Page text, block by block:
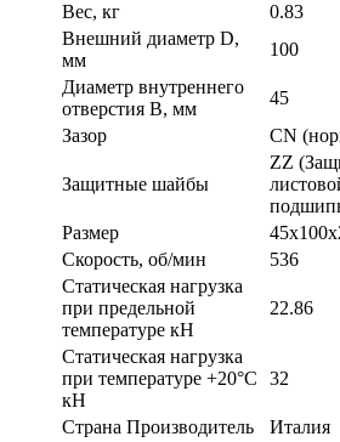
Вес, кг
0.83
Внешний диаметр D,
мм
100
Диаметр внутреннего
отверстия B, мм
45
Зазор
CN
Защитные шайбы
ZZ
Размер
Скорость, об/мин
536
Статическая нагрузка
при предельной
температуре кН
22.86
Статическая нагрузка
при температуре +20°С
кН
32
Страна Производитель
Италия